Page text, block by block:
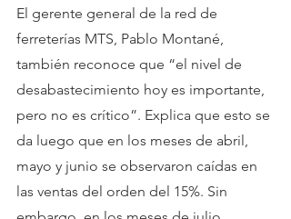
El gerente general de la red de
ferreterías MTS, Pablo Montané,
también reconoce que “el nivel de
desabastecimiento hoy es importante,
pero no es crítico”. Explica que esto se
da luego que en los meses de abril,
mayo y junio se observaron caídas en
las ventas del orden del 15%. Sin